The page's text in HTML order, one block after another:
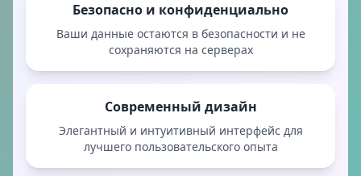
Безопасно и конфиденциально
Ваши данные остаются в безопасности и не
сохраняются на серверах
Современный дизайн
Элегантный и интуитивный интерфейс для
лучшего пользовательского опыта